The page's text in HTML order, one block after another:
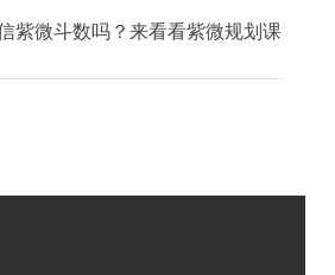
紫微斗数吗？来看看紫微规划课